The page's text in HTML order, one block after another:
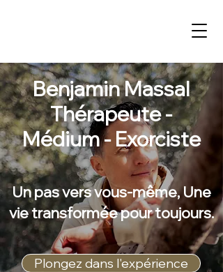
Benjamin Massal
Thérapeute -
Médium - Exorciste
Un pas vers vous-même, Une
vie transformée pour toujours.
Plongez dans l'expérience